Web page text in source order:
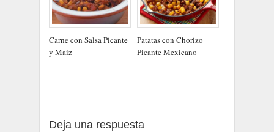
Carne con Salsa Picante
y Maíz
Patatas con Chorizo
Picante Mexicano
Deja una respuesta